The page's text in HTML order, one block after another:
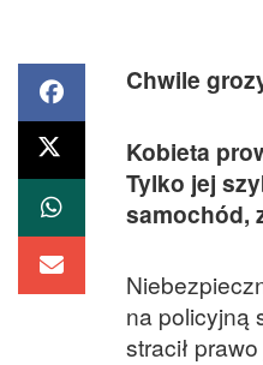
Chwile
Kobieta
Tylko jej
samochód,
na policyjną
stracił